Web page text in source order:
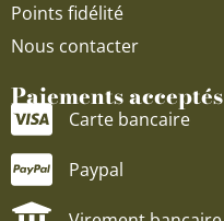
Points fidélité
Nous contacter
Paiements acceptés
Carte bancaire
Paypal